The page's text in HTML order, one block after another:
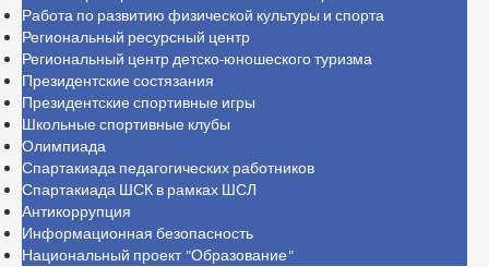
Работа по развитию физической культуры и спорта
Региональный ресурсный центр
Региональный центр детско-юношеского туризма
Президентские состязания
Президентские спортивные игры
Школьные спортивные клубы
Олимпиада
Спартакиада педагогических работников
Спартакиада ШСК в рамках ШСЛ
Антикоррупция
Информационная безопасность
Национальный проект "Образование"